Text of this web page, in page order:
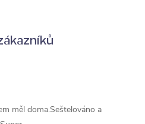
měl doma.Seštelováno a